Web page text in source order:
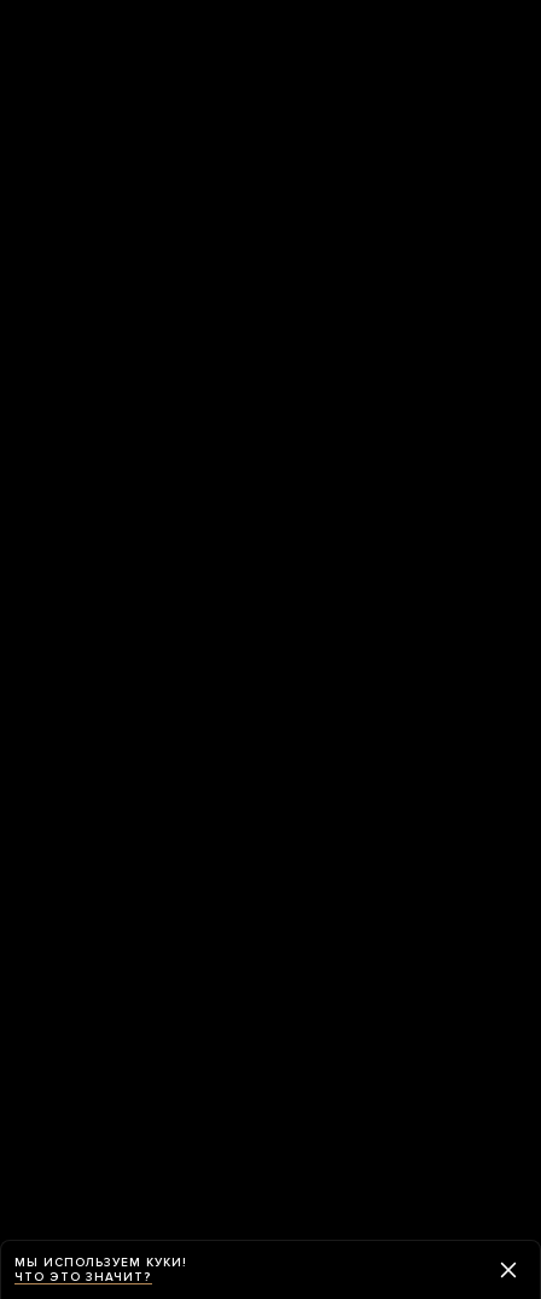
МЫ ИСПОЛЬЗУЕМ КУКИ!
ЧТО ЭТО ЗНАЧИТ?